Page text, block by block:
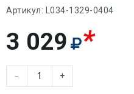
Артикул: L034-1329-0404
3 029 *
− +